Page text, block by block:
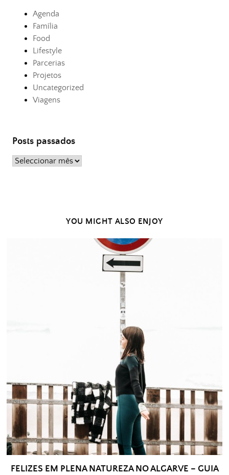
Agenda
Família
Food
Lifestyle
Parcerias
Projetos
Uncategorized
Viagens
Posts passados
Posts
YOU MIGHT ALSO ENJOY
FELIZES EM PLENA NATUREZA NO ALGARVE – GUIA